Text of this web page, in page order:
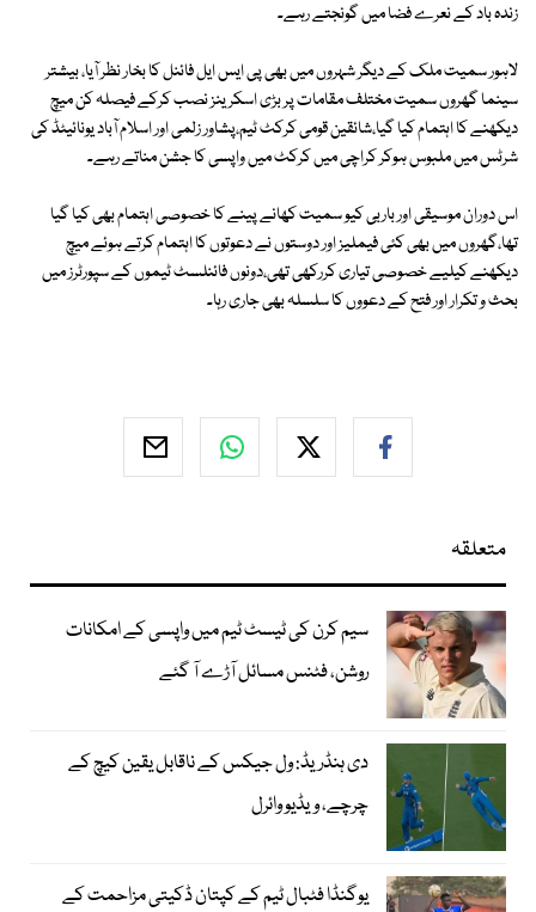
زندہ باد کے نعرے فضا میں گونجتے رہے۔
لاہور سمیت ملک کے دیگر شہروں میں بھی پی ایس ایل فائنل کا بخار نظر آیا، بیشتر
سینما گھروں سمیت مختلف مقامات پر بڑی اسکرینز نصب کرکے فیصلہ کن میچ
دیکھنے کا اہتمام کیا گیا،شائقین قومی کرکٹ ٹیم،پشاور زلمی اور اسلام آباد یونائیٹڈ کی
شرٹس میں ملبوس ہوکر کراچی میں کرکٹ میں واپسی کا جشن مناتے رہے۔
اس دوران موسیقی اور باربی کیو سمیت کھانے پینے کا خصوصی اہتمام بھی کیا گیا
تھا،گھروں میں بھی کئی فیملیز اور دوستوں نے دعوتوں کا اہتمام کرتے ہوئے میچ
دیکھنے کیلیے خصوصی تیاری کررکھی تھی،دونوں فائنلسٹ ٹیموں کے سپورٹرز میں
بحث و تکرار اور فتح کے دعووں کا سلسلہ بھی جاری رہا۔
متعلقہ
سیم کرن کی ٹیسٹ ٹیم میں واپسی کے امکانات
روشن، فٹنس مسائل آڑے آ گئے
دی ہنڈریڈ: ول جیکس کے ناقابل یقین کیچ کے
چرچے، ویڈیو وائرل
یوگنڈا فٹبال ٹیم کے کپتان ڈکیتی مزاحمت کے